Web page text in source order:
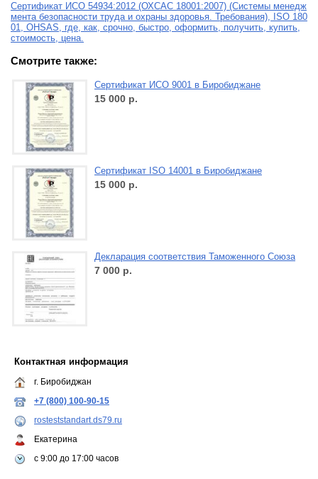
Сертификат ИСО 54934:2012 (ОХСАС 18001:2007) (Системы менедж
мента безопасности труда и охраны здоровья. Требования), ISO 180
01, OHSAS, где, как, срочно, быстро, оформить, получить, купить,
стоимость, цена.
Смотрите также:
Сертификат ИСО 9001 в Биробиджане
15 000 р.
Сертификат ISO 14001 в Биробиджане
15 000 р.
Декларация соответствия Таможенного Союза
7 000 р.
Контактная информация
г. Биробиджан
+7 (800) 100-90-15
rosteststandart.ds79.ru
Екатерина
c 9:00 до 17:00 часов